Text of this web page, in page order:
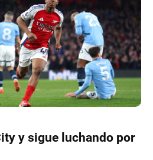
y sigue luchando por